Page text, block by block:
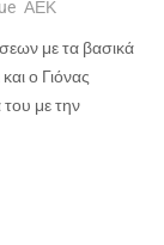
ΑΕΚ
με τα βασικά
ο Γιόνας
με την